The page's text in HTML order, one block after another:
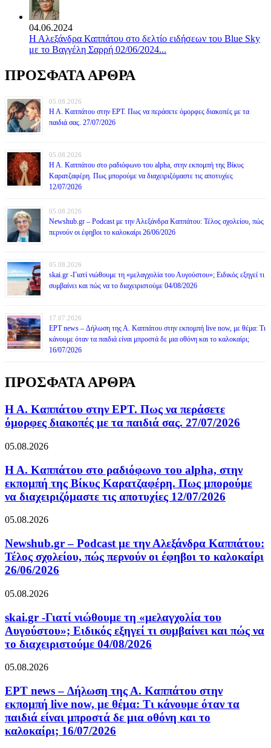
04.06.2024
Η Αλεξάνδρα Καππάτου στο δελτίο ειδήσεων του Blue Sky
με το Βαγγέλη Σαρρή 02/06/2024...
ΠΡΟΣΦΑΤΑ ΑΡΘΡΑ
05.08.2026
Η Α. Καππάτου στην ΕΡΤ. Πως να περάσετε όμορφες διακοπές με τα
παιδιά σας. 27/07/2026
05.08.2026
Η Α. Καππάτου στο ραδιόφωνο του alpha, στην εκπομπή της Βίκυς
Καρατζαφέρη. Πως μπορούμε να διαχειριζόμαστε τις αποτυχίες
12/07/2026
05.08.2026
Newshub.gr – Podcast με την Αλεξάνδρα Καππάτου: Τέλος σχολείου, πώς
περνούν οι έφηβοι το καλοκαίρι 26/06/2026
05.08.2026
skai.gr -Γιατί νιώθουμε τη «μελαγχολία του Αυγούστου»; Ειδικός εξηγεί τι
συμβαίνει και πώς να το διαχειριστούμε 04/08/2026
17.07.2026
ΕΡΤ news – Δήλωση της Α. Καππάτου στην εκπομπή live now, με θέμα: Τι
κάνουμε όταν τα παιδιά είναι μπροστά δε μια οθόνη και το καλοκαίρι;
16/07/2026
ΠΡΟΣΦΑΤΑ ΑΡΘΡΑ
Η Α. Καππάτου στην ΕΡΤ. Πως να περάσετε
όμορφες διακοπές με τα παιδιά σας. 27/07/2026
05.08.2026
Η Α. Καππάτου στο ραδιόφωνο του alpha, στην
εκπομπή της Βίκυς Καρατζαφέρη. Πως μπορούμε
να διαχειριζόμαστε τις αποτυχίες 12/07/2026
05.08.2026
Newshub.gr – Podcast με την Αλεξάνδρα Καππάτου:
Τέλος σχολείου, πώς περνούν οι έφηβοι το καλοκαίρι
26/06/2026
05.08.2026
skai.gr -Γιατί νιώθουμε τη «μελαγχολία του
Αυγούστου»; Ειδικός εξηγεί τι συμβαίνει και πώς να
το διαχειριστούμε 04/08/2026
05.08.2026
ΕΡΤ news – Δήλωση της Α. Καππάτου στην
εκπομπή live now, με θέμα: Τι κάνουμε όταν τα
παιδιά είναι μπροστά δε μια οθόνη και το
καλοκαίρι; 16/07/2026